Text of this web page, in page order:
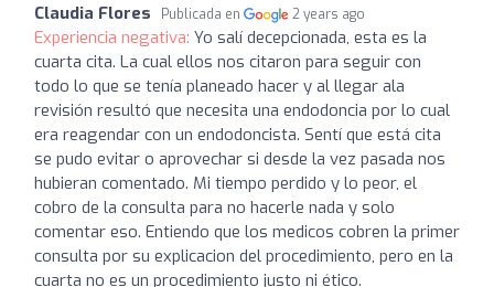
Claudia Flores Publicada en 2 years ago
Experiencia negativa: Yo salí decepcionada, esta es la
cuarta cita. La cual ellos nos citaron para seguir con
todo lo que se tenía planeado hacer y al llegar ala
revisión resultó que necesita una endodoncia por lo cual
era reagendar con un endodoncista. Sentí que está cita
se pudo evitar o aprovechar si desde la vez pasada nos
hubieran comentado. Mi tiempo perdido y lo peor, el
cobro de la consulta para no hacerle nada y solo
comentar eso. Entiendo que los medicos cobren la primer
consulta por su explicacion del procedimiento, pero en la
cuarta no es un procedimiento justo ni ético.